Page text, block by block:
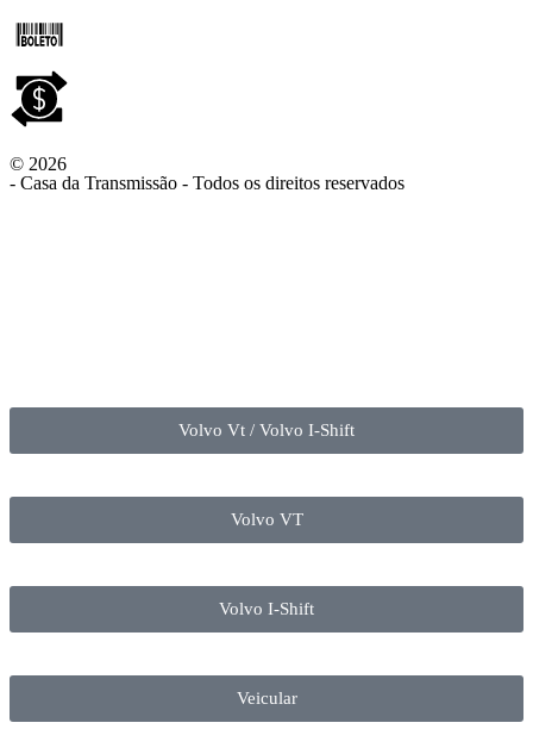
© 2026
- Casa da Transmissão - Todos os direitos reservados
Volvo Vt / Volvo I-Shift
Volvo VT
Volvo I-Shift
Veicular